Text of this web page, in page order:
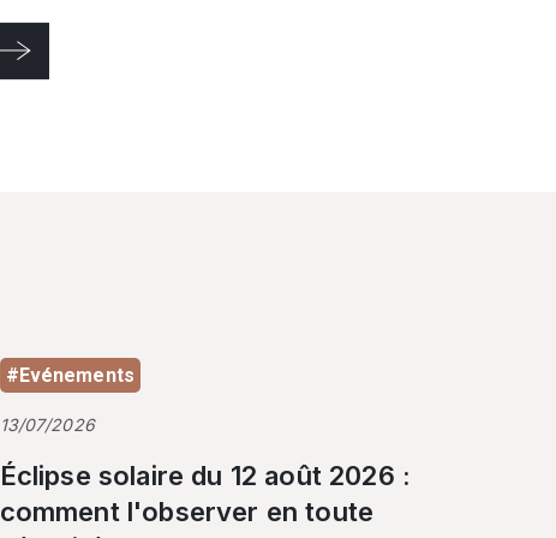
#Evénements
13/07/2026
Éclipse solaire du 12 août 2026 :
comment l'observer en toute